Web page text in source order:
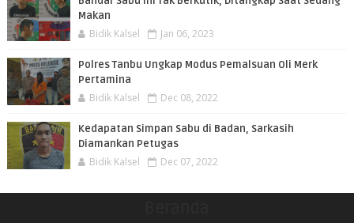
Makan
Bidik Kalsel Jan 06, 2023
Polres Tanbu Ungkap Modus Pemalsuan Oli Merk
Pertamina
Bidik Kalsel Dec 08, 2022
Kedapatan Simpan Sabu di Badan, Sarkasih
Diamankan Petugas
Bidik Kalsel Dec 07, 2022